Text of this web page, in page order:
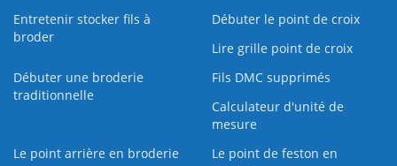
Entretenir stocker fils à
broder
Débuter le point de croix
Lire grille point de croix
Débuter une broderie
traditionnelle
Fils DMC supprimés
Calculateur d'unité de
mesure
Le point arrière en broderie
Le point de feston en